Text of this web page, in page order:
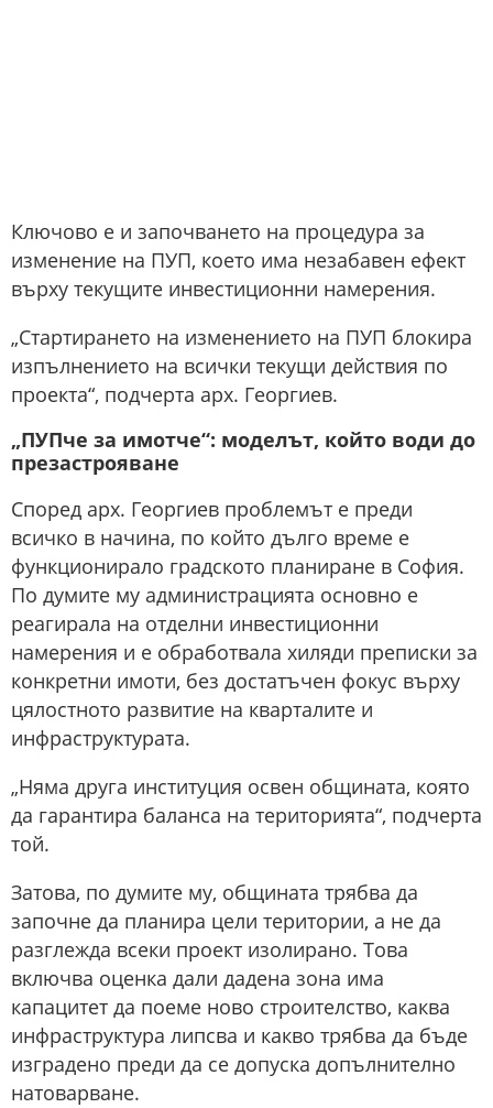
Ключово е и започването на процедура за
изменение на ПУП, което има незабавен ефект
върху текущите инвестиционни намерения.
„Стартирането на изменението на ПУП блокира
изпълнението на всички текущи действия по
проекта“, подчерта арх. Георгиев.
„ПУПче за имотче“: моделът, който води до
презастрояване
Според арх. Георгиев проблемът е преди
всичко в начина, по който дълго време е
функционирало градското планиране в София.
По думите му администрацията основно е
реагирала на отделни инвестиционни
намерения и е обработвала хиляди преписки за
конкретни имоти, без достатъчен фокус върху
цялостното развитие на кварталите и
инфраструктурата.
„Няма друга институция освен общината, която
да гарантира баланса на територията“, подчерта
той.
Затова, по думите му, общината трябва да
започне да планира цели територии, а не да
разглежда всеки проект изолирано. Това
включва оценка дали дадена зона има
капацитет да поеме ново строителство, каква
инфраструктура липсва и какво трябва да бъде
изградено преди да се допуска допълнително
натоварване.